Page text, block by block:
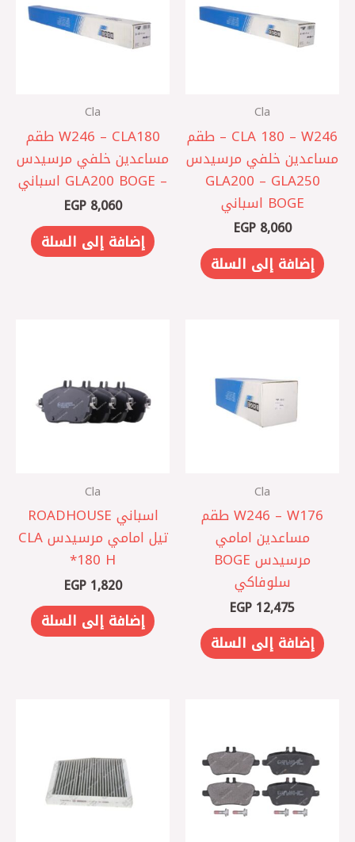
Cla
CLA 180 – W246 – طقم
مساعدين خلفي مرسيدس
GLA200 – GLA250
BOGE اسباني
EGP8,060
إضافة إلى السلة
Cla
W246 – CLA180 طقم
مساعدين خلفي مرسيدس
– GLA200 BOGE اسباني
EGP8,060
إضافة إلى السلة
Cla
W246 – W176 طقم
مساعدين امامي
مرسيدس BOGE
سلوفاكي
EGP 12,475
إضافة إلى السلة
Cla
اسباني ROADHOUSE
تيل امامي مرسيدس CLA
180 H*
EGP1,820
إضافة إلى السلة